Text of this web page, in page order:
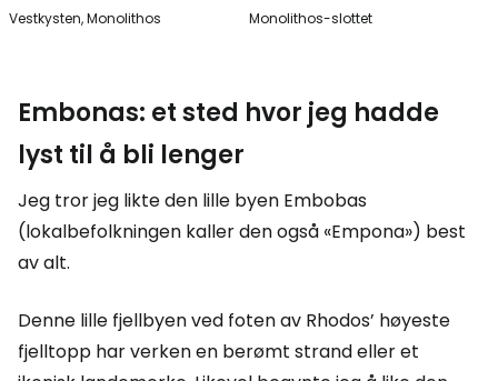
Vestkysten, Monolithos Monolithos-slottet
Embonas: et sted hvor jeg hadde
lyst til å bli lenger
Jeg tror jeg likte den lille byen Embobas
(lokalbefolkningen kaller den også «Empona») best
av alt.
Denne lille fjellbyen ved foten av Rhodos’ høyeste
fjelltopp har verken en berømt strand eller et